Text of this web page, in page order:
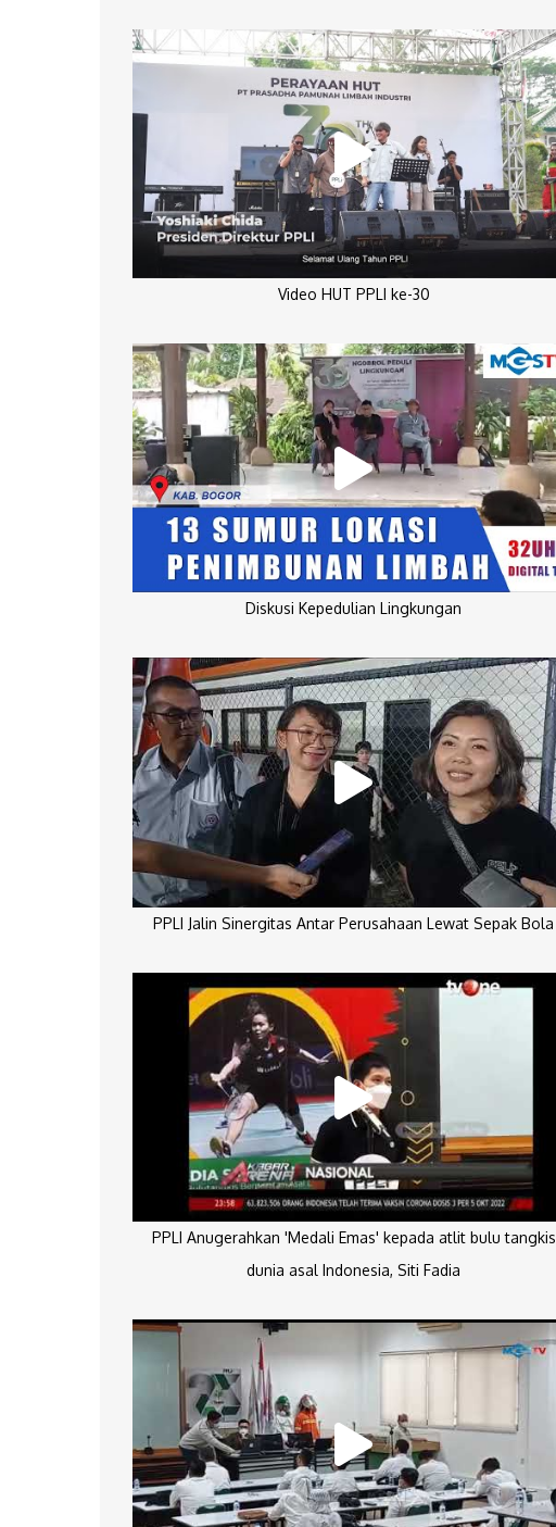
Video HUT PPLI ke-30
Diskusi Kepedulian Lingkungan
PPLI Jalin Sinergitas Antar Perusahaan Lewat Sepak Bola
PPLI Anugerahkan 'Medali Emas' kepada atlit bulu tangkis
dunia asal Indonesia, Siti Fadia